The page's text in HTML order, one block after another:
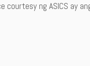
courtesy ng ASICS ay